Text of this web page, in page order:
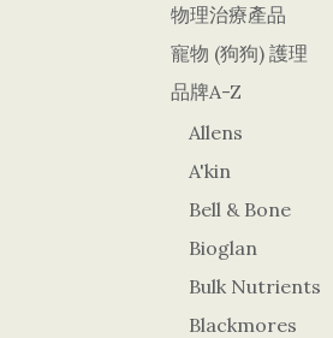
物理治療產品
寵物 (狗狗) 護理
品牌A-Z
Allens
A'kin
Bell & Bone
Bioglan
Bulk Nutrients
Blackmores